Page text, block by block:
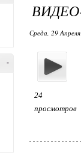
-
Среда, 29
24
просмотров